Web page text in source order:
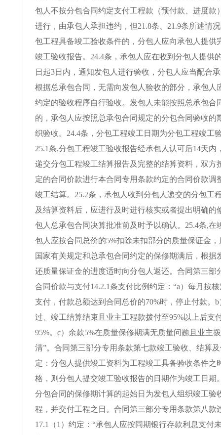
包人不按分包合同约定支付工程款（预付款、进度款
进行，由承包人承担违约，但21.8条、21.9条所述情
包工程具备竣工验收条件的，分包人应向承包人提供
竣工验收报告。24.4条，承包人应在收到分包人提供
日起3日内，通知发包人进行验收，分包人应当配合
根据总承包合同，无需向发包人验收的部分，承包人
约定的验收程序自行验收。发包人未能按照总承包合
的，承包人应按照总承包合同规定的分包合同验收的
织验收。24.4条，分包工程竣工日期为分包工程竣工
25.1条,分包工程竣工验收报告经承包人认可后14天内
递交分包工程竣工结算报告及完整的结算资料，双方
定的合同价款进行本合同专用条款约定的合同价款调
竣工结算。25.2条，承包人收到分包人递交的分包工
及结算资料后，应进行及时进行核实或者提出明确的
包人总承包合同决算批准前及时予以确认。25.4条,在
包人应按合同总价的5%扣除未扣部分的质量保证金
国家有关规定和总承包合同约定的保修期满后，根据
还质量保证金的进度适时向分包人返还。合同第三部
合同价款与支付14.2.1条支付比例约定：“a）每月按
支付，付款总额达到合同总价的70%时，停止付款。
过、竣工结算结束且业主工程款拨付至95%以上后支
95%。c）余款5%在质量保修期满无质量问题且业主
清”。合同第三部分专用条款第七款竣工验收、结算
定：分包人提供竣工资料为工程竣工具备验收条件之
格，则分包人提交竣工验收报告的日期作为竣工日期
分包合同的保修期计算的起始日为发包人组织竣工验
程，并交付工程之日。合同第三部分专用条款第八款
17.1（1）约定：“承包人应按同期银行存款利息支付